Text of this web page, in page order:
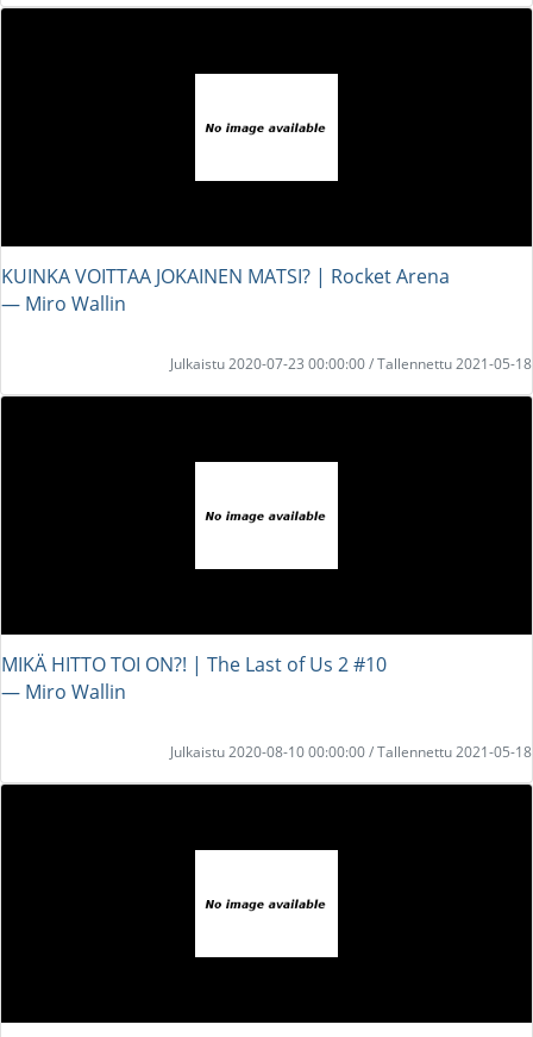
KUINKA VOITTAA JOKAINEN MATSI? | Rocket Arena
― Miro Wallin
Julkaistu 2020-07-23 00:00:00 / Tallennettu 2021-05-18
MIKÄ HITTO TOI ON?! | The Last of Us 2 #10
― Miro Wallin
Julkaistu 2020-08-10 00:00:00 / Tallennettu 2021-05-18